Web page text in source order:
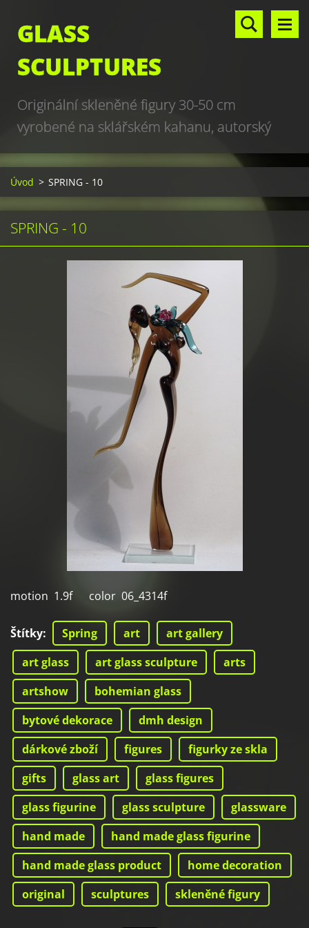
GLASS
SCULPTURES
Originální skleněné figury 30-50 cm
vyrobené na sklářském kahanu, autorský
design, hand made, art glass sculptures,
world unique production
Úvod > SPRING - 10
SPRING - 10
motion 1.9f color 06_4314f
Štítky: Spring art
art gallery
art glass
art glass sculpture
arts
artshow
bohemian glass
bytové dekorace
dmh design
dárkové zboží
figures
figurky ze skla
gifts
glass art
glass figures
glass figurine
glass sculpture
glassware
hand made
hand made glass figurine
hand made glass product
home decoration
original
sculptures skleněné figury